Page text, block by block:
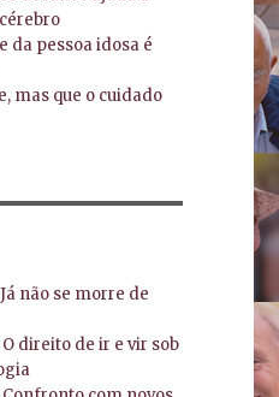
da pessoa idosa é
mas que o cuidado
Já não se morre de
O direito de ir e vir sob